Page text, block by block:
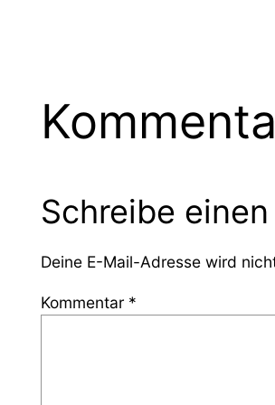
Schreibe
Deine E-Mail-Adresse wird
Kommentar *